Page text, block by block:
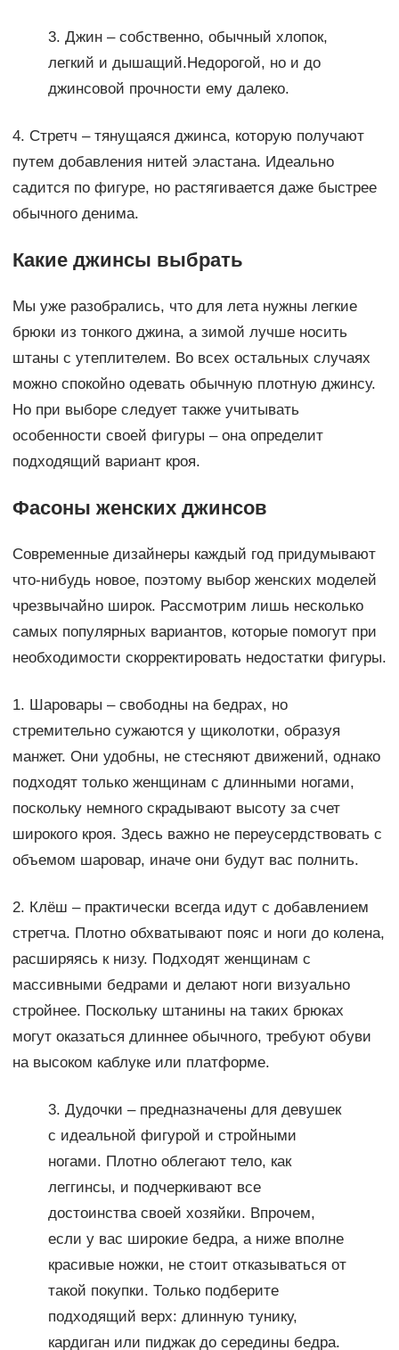
3. Джин – собственно, обычный хлопок,
легкий и дышащий.Недорогой, но и до
джинсовой прочности ему далеко.
4. Стретч – тянущаяся джинса, которую получают
путем добавления нитей эластана. Идеально
садится по фигуре, но растягивается даже быстрее
обычного денима.
Какие джинсы выбрать
Мы уже разобрались, что для лета нужны легкие
брюки из тонкого джина, а зимой лучше носить
штаны с утеплителем. Во всех остальных случаях
можно спокойно одевать обычную плотную джинсу.
Но при выборе следует также учитывать
особенности своей фигуры – она определит
подходящий вариант кроя.
Фасоны женских джинсов
Современные дизайнеры каждый год придумывают
что-нибудь новое, поэтому выбор женских моделей
чрезвычайно широк. Рассмотрим лишь несколько
самых популярных вариантов, которые помогут при
необходимости скорректировать недостатки фигуры.
1. Шаровары – свободны на бедрах, но
стремительно сужаются у щиколотки, образуя
манжет. Они удобны, не стесняют движений, однако
подходят только женщинам с длинными ногами,
поскольку немного скрадывают высоту за счет
широкого кроя. Здесь важно не переусердствовать с
объемом шаровар, иначе они будут вас полнить.
2. Клёш – практически всегда идут с добавлением
стретча. Плотно обхватывают пояс и ноги до колена,
расширяясь к низу. Подходят женщинам с
массивными бедрами и делают ноги визуально
стройнее. Поскольку штанины на таких брюках
могут оказаться длиннее обычного, требуют обуви
на высоком каблуке или платформе.
3. Дудочки – предназначены для девушек
с идеальной фигурой и стройными
ногами. Плотно облегают тело, как
леггинсы, и подчеркивают все
достоинства своей хозяйки. Впрочем,
если у вас широкие бедра, а ниже вполне
красивые ножки, не стоит отказываться от
такой покупки. Только подберите
подходящий верх: длинную тунику,
кардиган или пиджак до середины бедра.